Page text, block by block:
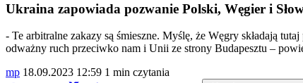
Ukraina zapowiada pozwanie Polski, Węgier i
- Te arbitralne zakazy są śmieszne. Myślę, że Węgry składają
odważny ruch przeciwko nam i Unii ze strony Budapesztu –
mp 18.09.2023 12:59 1 min czytania